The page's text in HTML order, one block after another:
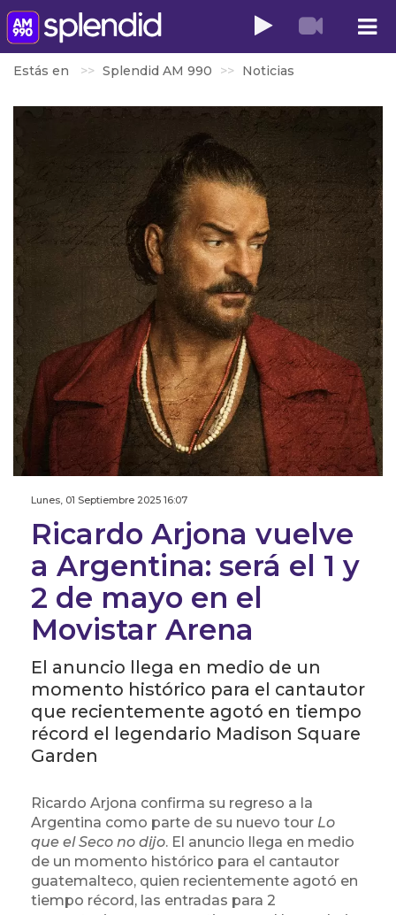
Estás en Splendid AM 990 Noticias
Lunes, 01 Septiembre 2025 16:07
Ricardo Arjona vuelve
a Argentina: será el 1 y
2 de mayo en el
Movistar Arena
El anuncio llega en medio de un
momento histórico para el cantautor
que recientemente agotó en tiempo
récord el legendario Madison Square
Garden
Ricardo Arjona confirma su regreso a la
Argentina como parte de su nuevo tour Lo
que el Seco no dijo. El anuncio llega en medio
de un momento histórico para el cantautor
guatemalteco, quien recientemente agotó en
tiempo récord, las entradas para 2